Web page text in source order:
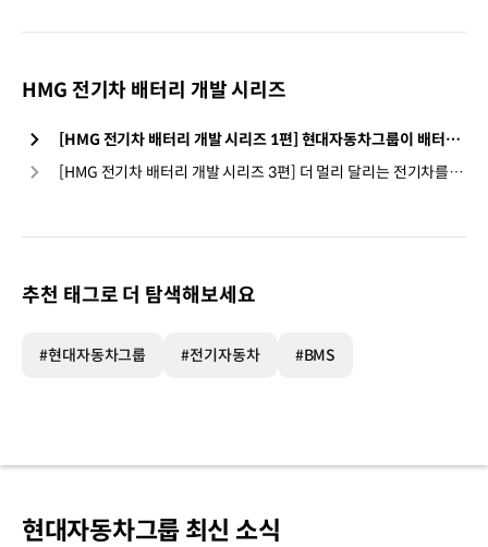
HMG 전기차 배터리 개발 시리즈
[HMG 전기차 배터리 개발 시리즈 1편] 현대자동차그룹이 배터리를 개발하는 이유
[HMG 전기차 배터리 개발 시리즈 3편] 더 멀리 달리는 전기차를 만들 수 있는 비결
추천 태그로 더 탐색해보세요
#현대자동차그룹 #전기자동차 #BMS
현대자동차그룹 최신 소식